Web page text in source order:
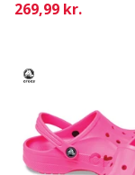
Current
269,99 kr.